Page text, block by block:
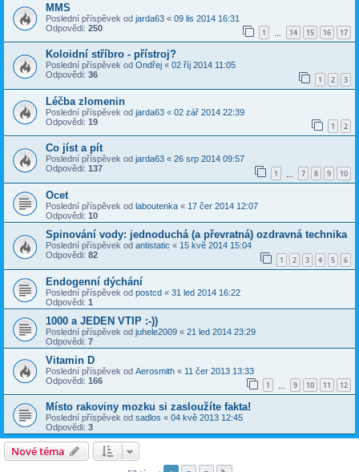
MMS
Poslední příspěvek od jarda63 « 09 lis 2014 16:31
Odpovědi: 250 1 14 15 16 17
Koloidní stříbro - přístroj?
Poslední příspěvek od Ondřej « 02 říj 2014 11:05
Odpovědi: 36 1 2 3
Léčba zlomenin
Poslední příspěvek od jarda63 « 02 zář 2014 22:39
Odpovědi: 19 1 2
Co jíst a pít
Poslední příspěvek od jarda63 « 26 srp 2014 09:57
Odpovědi: 137 1 7 8 9 10
Ocet
Poslední příspěvek od laboutenka « 17 čer 2014 12:07
Odpovědi: 10
Spinování vody: jednoduchá (a převratná) ozdravná technika
Poslední příspěvek od antistatic « 15 kvě 2014 15:04
Odpovědi: 82 1 2 3 4 5 6
Endogenní dýchání
Poslední příspěvek od postcd « 31 led 2014 16:22
Odpovědi: 1
1000 a JEDEN VTIP :-))
Poslední příspěvek od juhele2009 « 21 led 2014 23:29
Odpovědi: 7
Vitamin D
Poslední příspěvek od Aerosmith « 11 čer 2013 13:33
Odpovědi: 166 1 9 10 11 12
Místo rakoviny mozku si zasloužíte fakta!
Poslední příspěvek od sadlos « 04 kvě 2013 12:45
Odpovědi: 3
Nové téma